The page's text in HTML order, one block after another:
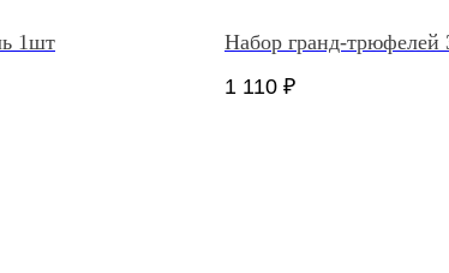
1шт
Набор гранд-трюфелей
1 110 ₽